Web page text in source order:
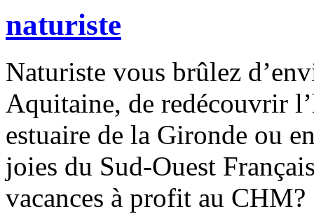
naturiste
Naturiste vous brûlez
Aquitaine, de redécouvrir
estuaire de la Gironde ou
joies du Sud-Ouest
vacances à profit au CHM?